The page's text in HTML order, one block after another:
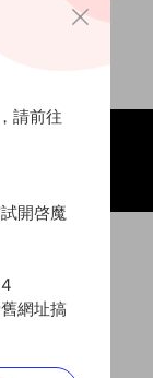
請前往
開啓魔
網址搞